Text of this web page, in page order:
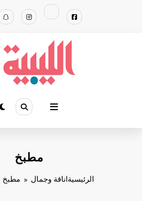
مطبخ
الرئيسيةاناقة وجمال مطبخ